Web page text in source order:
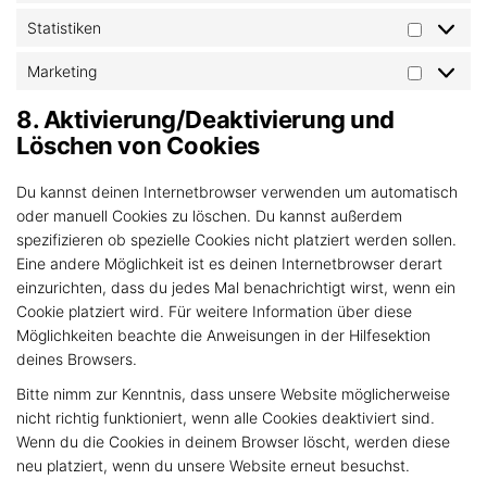
Statistiken
Marketing
8. Aktivierung/Deaktivierung und
Löschen von Cookies
Du kannst deinen Internetbrowser verwenden um automatisch
oder manuell Cookies zu löschen. Du kannst außerdem
spezifizieren ob spezielle Cookies nicht platziert werden sollen.
Eine andere Möglichkeit ist es deinen Internetbrowser derart
einzurichten, dass du jedes Mal benachrichtigt wirst, wenn ein
Cookie platziert wird. Für weitere Information über diese
Möglichkeiten beachte die Anweisungen in der Hilfesektion
deines Browsers.
Bitte nimm zur Kenntnis, dass unsere Website möglicherweise
nicht richtig funktioniert, wenn alle Cookies deaktiviert sind.
Wenn du die Cookies in deinem Browser löscht, werden diese
neu platziert, wenn du unsere Website erneut besuchst.